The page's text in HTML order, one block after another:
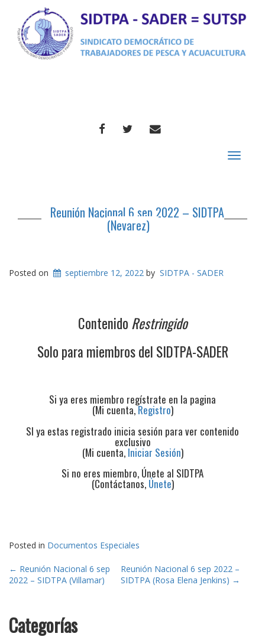
FACEBOOKTWITTERCORREO
Toggle
Reunión Nacional 6 sep 2022 – SIDTPA
(Nevarez)
Posted on septiembre 12, 2022 by SIDTPA - SADER
Contenido Restringido
Solo para miembros del SIDTPA-SADER
Si ya eres miembro regístrate en la pagina
(Mi cuenta,Registro)
SI ya estas registrado inicia sesión para ver contenido
exclusivo
(Mi cuenta, Iniciar Sesión)
Si no eres miembro, Únete al SIDTPA
(Contáctanos, Únete)
Posted in Documentos Especiales
Post
navigation
← Reunión Nacional 6 sep
2022 – SIDTPA (Villamar)
Reunión Nacional 6 sep 2022 –
SIDTPA (Rosa Elena Jenkins) →
Categorías